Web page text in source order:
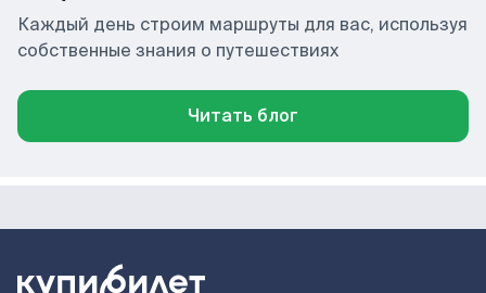
Каждый день строим маршруты для вас, используя
собственные знания о путешествиях
Читать блог